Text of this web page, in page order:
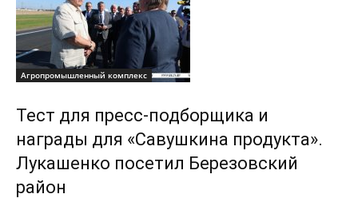
Агропромышленный комплекс
Тест для пресс-подборщика и
награды для «Савушкина продукта».
Лукашенко посетил Березовский
район